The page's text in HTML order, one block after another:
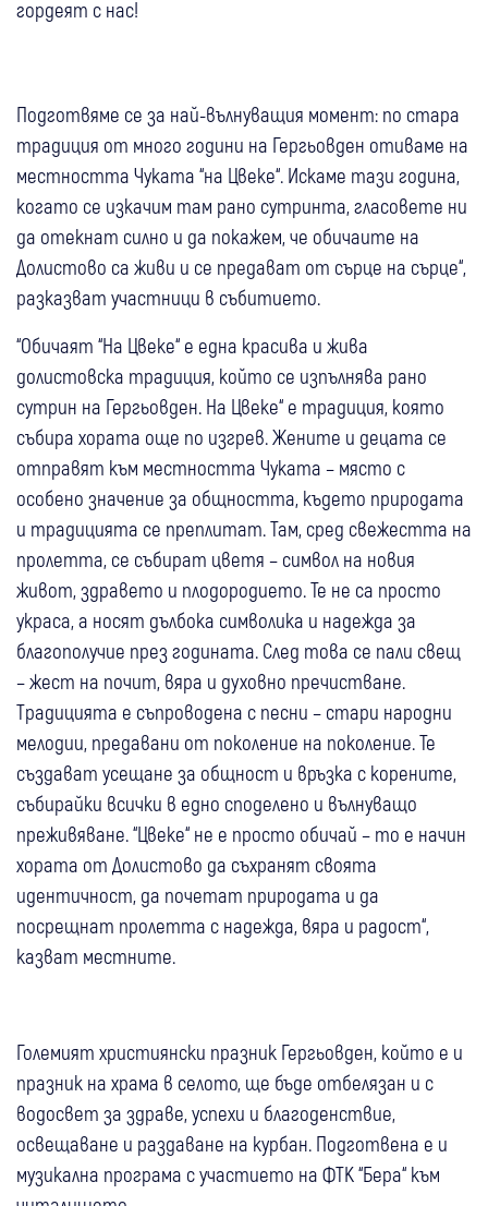
гордеят с нас!
Подготвяме се за най-вълнуващия момент: по стара
традиция от много години на Гергьовден отиваме на
местността Чуката “на Цвеке“. Искаме тази година,
когато се изкачим там рано сутринта, гласовете ни
да отекнат силно и да покажем, че обичаите на
Долистово са живи и се предават от сърце на сърце“,
разказват участници в събитието.
“Обичаят “На Цвеке“ е една красива и жива
долистовска традиция, който се изпълнява рано
сутрин на Гергьовден. На Цвеке“ е традиция, която
събира хората още по изгрев. Жените и децата се
отправят към местността Чуката – място с
особено значение за общността, където природата
и традицията се преплитат. Там, сред свежестта на
пролетта, се събират цветя – символ на новия
живот, здравето и плодородието. Те не са просто
украса, а носят дълбока символика и надежда за
благополучие през годината. След това се пали свещ
– жест на почит, вяра и духовно пречистване.
Традицията е съпроводена с песни – стари народни
мелодии, предавани от поколение на поколение. Те
създават усещане за общност и връзка с корените,
събирайки всички в едно споделено и вълнуващо
преживяване. “Цвеке“ не е просто обичай – то е начин
хората от Долистово да съхранят своята
идентичност, да почетат природата и да
посрещнат пролетта с надежда, вяра и радост“,
казват местните.
Големият християнски празник Гергьовден, който е и
празник на храма в селото, ще бъде отбелязан и с
водосвет за здраве, успехи и благоденствие,
освещаване и раздаване на курбан. Подготвена е и
музикална програма с участието на ФТК “Бера“ към